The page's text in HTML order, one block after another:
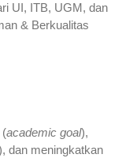
UI, ITB, UGM, dan
& Berkualitas
(academic goal),
dan meningkatkan